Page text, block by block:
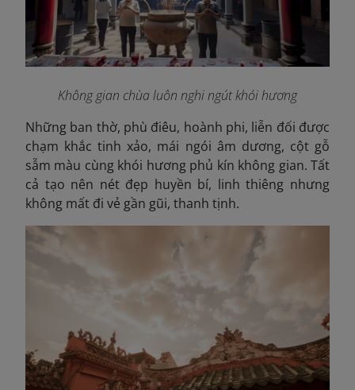
Không gian chùa luôn nghi ngút khói hương
Những ban thờ, phù điêu, hoành phi, liễn đối được
chạm khắc tinh xảo, mái ngói âm dương, cột gỗ
sẫm màu cùng khói hương phủ kín không gian. Tất
cả tạo nên nét đẹp huyền bí, linh thiêng nhưng
không mất đi vẻ gần gũi, thanh tịnh.